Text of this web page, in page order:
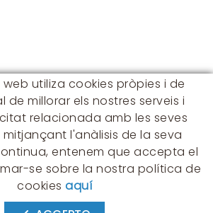
CONTACTE
Einstein, 54 - 60 - Nave 3
utiliza cookies pròpies i de
de millorar els nostres serveis i
relacionada amb les seves
l'anàlisis de la seva
entenem que accepta el
se sobre la nostra política de
cookies aquí